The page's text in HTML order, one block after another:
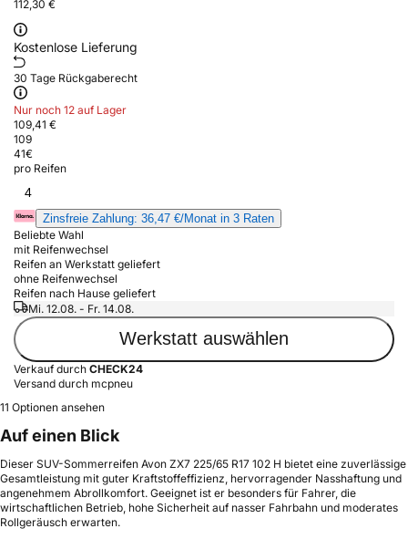
112,30 €
Kostenlose Lieferung
30 Tage Rückgaberecht
Nur noch 12 auf Lager
109,41 €
109
41€
pro Reifen
4
Zinsfreie Zahlung: 36,47 €/Monat in 3 Raten
Beliebte Wahl
mit Reifenwechsel
Reifen an Werkstatt geliefert
ohne Reifenwechsel
Reifen nach Hause geliefert
Mi. 12.08. - Fr. 14.08.
Werkstatt auswählen
Verkauf durch CHECK24
Versand durch mcpneu
11 Optionen ansehen
Auf einen Blick
Dieser SUV-Sommerreifen Avon ZX7 225/65 R17 102 H bietet eine zuverlässige
Gesamtleistung mit guter Kraftstoffeffizienz, hervorragender Nasshaftung und
angenehmem Abrollkomfort. Geeignet ist er besonders für Fahrer, die
wirtschaftlichen Betrieb, hohe Sicherheit auf nasser Fahrbahn und moderates
Rollgeräusch erwarten.